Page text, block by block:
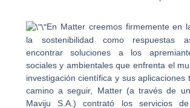
En Matter creemos firmemente en
la sostenibilidad como respuestas
encontrar soluciones a los
sociales y ambientales que enfrenta el
investigación científica y sus aplicaciones
camino a seguir, Matter (a través de
Maviju S.A.) contrató los servicios de